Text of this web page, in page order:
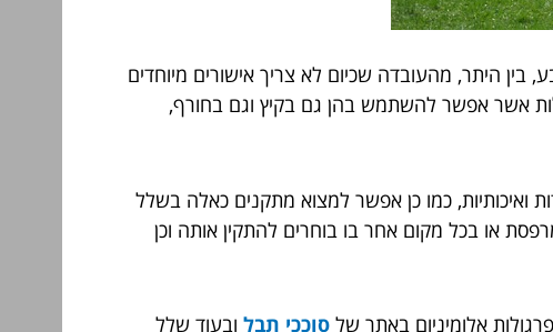
בין היתר, מהעובדה שכיום לא צריך אישורים מיוחדים
אשר אפשר להשתמש בהן גם בקיץ וגם בחורף,
ואיכותיות, כמו כן אפשר למצוא מתקנים כאלה בשלל
או בכל מקום אחר בו בוחרים להתקין אותה וכן
אלומיניום באתר של סוככי תבל ובעוד שלל